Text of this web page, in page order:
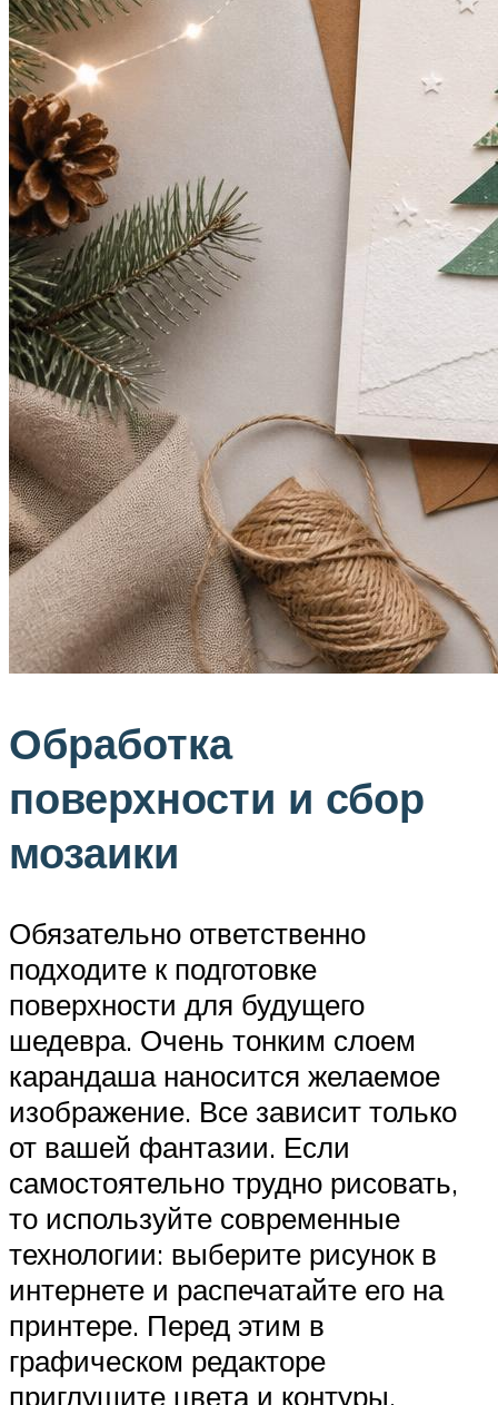
Обработка
поверхности и сбор
мозаики
Обязательно ответственно
подходите к подготовке
поверхности для будущего
шедевра. Очень тонким слоем
карандаша наносится желаемое
изображение. Все зависит только
от вашей фантазии. Если
самостоятельно трудно рисовать,
то используйте современные
технологии: выберите рисунок в
интернете и распечатайте его на
принтере. Перед этим в
графическом редакторе
приглушите цвета и контуры.